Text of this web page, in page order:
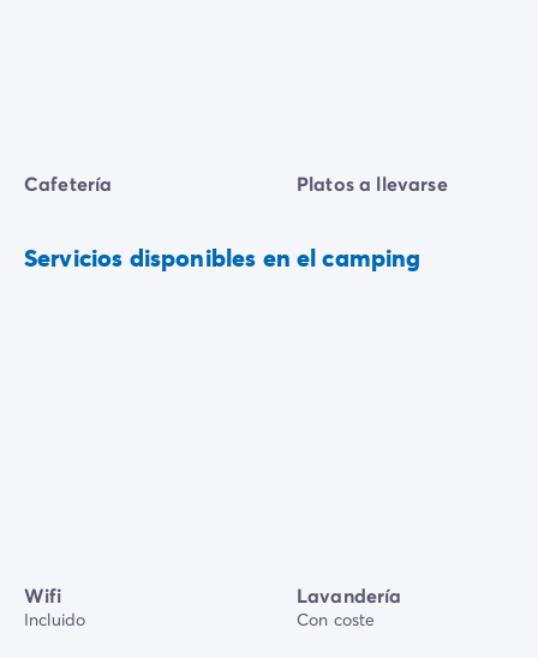
Cafetería Platos a llevarse
Servicios disponibles en el camping
Wifi
Incluido
Lavandería
Con coste